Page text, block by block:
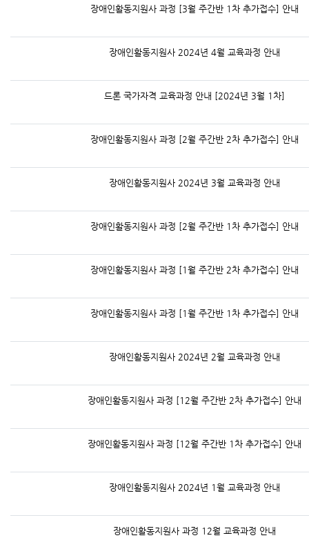
장애인활동지원사 과정 [3월 주간반 1차 추가접수] 안내
장애인활동지원사 2024년 4월 교육과정 안내
드론 국가자격 교육과정 안내 [2024년 3월 1차]
장애인활동지원사 과정 [2월 주간반 2차 추가접수] 안내
장애인활동지원사 2024년 3월 교육과정 안내
장애인활동지원사 과정 [2월 주간반 1차 추가접수] 안내
장애인활동지원사 과정 [1월 주간반 2차 추가접수] 안내
장애인활동지원사 과정 [1월 주간반 1차 추가접수] 안내
장애인활동지원사 2024년 2월 교육과정 안내
장애인활동지원사 과정 [12월 주간반 2차 추가접수] 안내
장애인활동지원사 과정 [12월 주간반 1차 추가접수] 안내
장애인활동지원사 2024년 1월 교육과정 안내
장애인활동지원사 과정 12월 교육과정 안내